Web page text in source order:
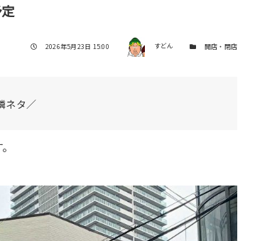
投稿日
2026年5月23日 15:00 著者 すどん カテゴリー開店・閉店
ネタ／